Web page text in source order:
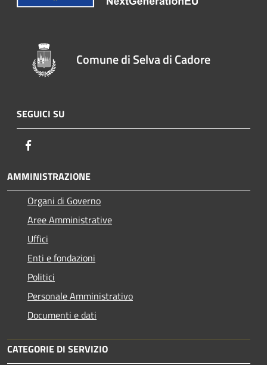
Comune di Selva di Cadore
SEGUICI SU
AMMINISTRAZIONE
Organi di Governo
Aree Amministrative
Uffici
Enti e fondazioni
Politici
Personale Amministrativo
Documenti e dati
CATEGORIE DI SERVIZIO